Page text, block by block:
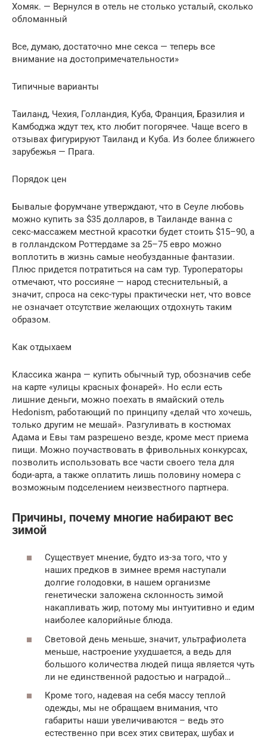
Хомяк. — Вернулся в отель не столько усталый, сколько
обломанный
Все, думаю, достаточно мне секса — теперь все
внимание на достопримечательности»
Типичные варианты
Таиланд, Чехия, Голландия, Куба, Франция, Бразилия и
Камбоджа ждут тех, кто любит погорячее. Чаще всего в
отзывах фигурируют Таиланд и Куба. Из более ближнего
зарубежья — Прага.
Порядок цен
Бывалые форумчане утверждают, что в Сеуле любовь
можно купить за $35 долларов, в Таиланде ванна с
секс-массажем местной красотки будет стоить $15–90, а
в голландском Роттердаме за 25–75 евро можно
воплотить в жизнь самые необузданные фантазии.
Плюс придется потратиться на сам тур. Туроператоры
отмечают, что россияне — народ стеснительный, а
значит, спроса на секс-туры практически нет, что вовсе
не означает отсутствие желающих отдохнуть таким
образом.
Как отдыхаем
Классика жанра — купить обычный тур, обозначив себе
на карте «улицы красных фонарей». Но если есть
лишние деньги, можно поехать в ямайский отель
Hedonism, работающий по принципу «делай что хочешь,
только другим не мешай». Разгуливать в костюмах
Адама и Евы там разрешено везде, кроме мест приема
пищи. Можно поучаствовать в фривольных конкурсах,
позволить использовать все части своего тела для
боди-арта, а также оплатить лишь половину номера с
возможным подселением неизвестного партнера.
Причины, почему многие набирают вес
зимой
Существует мнение, будто из-за того, что у
наших предков в зимнее время наступали
долгие голодовки, в нашем организме
генетически заложена склонность зимой
накапливать жир, потому мы интуитивно и едим
наиболее калорийные блюда.
Световой день меньше, значит, ультрафиолета
меньше, настроение ухудшается, а ведь для
большого количества людей пища является чуть
ли не единственной радостью и наградой…
Кроме того, надевая на себя массу теплой
одежды, мы не обращаем внимания, что
габариты наши увеличиваются – ведь это
естественно при всех этих свитерах, шубах и